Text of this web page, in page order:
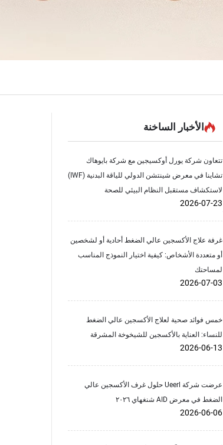
الأخبار الساخنة
تتعاون شركة يورل أوكسيجين مع شركة بايوهاك
تشاينا في معرض شينتشن الدولي للياقة البدنية (IWF)
لاستكشاف مستقبل النظام البيئي للصحة
2026-07-23
غرفة علاج الأكسجين عالي الضغط أحادية أو لشخصين
أو متعددة الأشخاص: كيفية اختيار النموذج المناسب
لمساحتك
2026-07-03
خمس فوائد صحية لعلاج الأكسجين عالي الضغط
للنساء: العناية بالأكسجين للشيخوخة المشرقة
2026-06-13
عرضت شركة Ueerl حلول غرف الأكسجين عالي
الضغط في معرض AID شنغهاي ٢٠٢٦
2026-06-06